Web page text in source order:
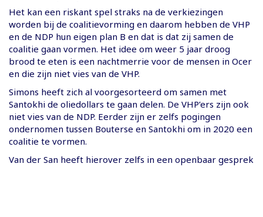
Het kan een riskant spel straks na de verkiezingen
worden bij de coalitievorming en daarom hebben de VHP
en de NDP hun eigen plan B en dat is dat zij samen de
coalitie gaan vormen. Het idee om weer 5 jaar droog
brood te eten is een nachtmerrie voor de mensen in Ocer
en die zijn niet vies van de VHP.
Simons heeft zich al voorgesorteerd om samen met
Santokhi de oliedollars te gaan delen. De VHP’ers zijn ook
niet vies van de NDP. Eerder zijn er zelfs pogingen
ondernomen tussen Bouterse en Santokhi om in 2020 een
coalitie te vormen.
Van der San heeft hierover zelfs in een openbaar gesprek